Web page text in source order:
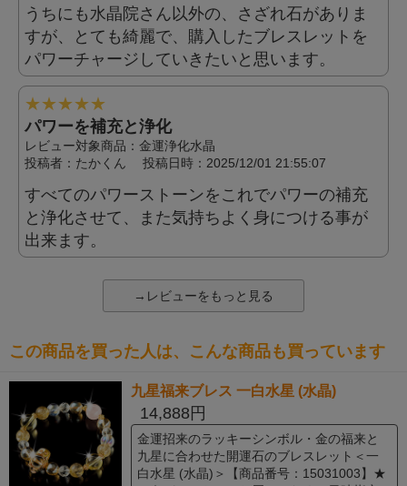
うちにも水晶院さん以外の、さざれ石がありま
すが、とても綺麗で、購入したブレスレットを
パワーチャージしていきたいと思います。
★★★★★
パワーを補充と浄化
レビュー対象商品：金運浄化水晶
投稿者： たかくん 投稿日時：2025/12/01 21:55:07
すべてのパワーストーンをこれでパワーの補充
と浄化させて、また気持ちよく身につける事が
出来ます。
→レビューをもっと見る
この商品を買った人は、こんな商品も買っています
九星福来ブレス 一白水星 (水晶)
14,888円
金運招来のラッキーシンボル・金の福来と
九星に合わせた開運石のブレスレット＜一
白水星 (水晶)＞【商品番号：15031003】★